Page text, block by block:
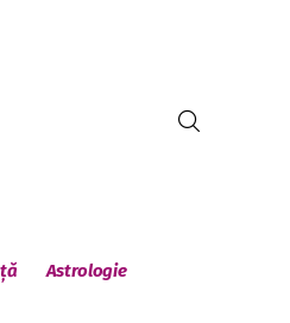
Astrologie